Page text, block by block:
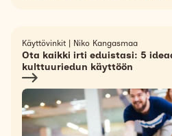
Käyttövinkit | Niko Kangasmaa
Ota kaikki irti eduistasi: 5
kulttuuriedun käyttöön